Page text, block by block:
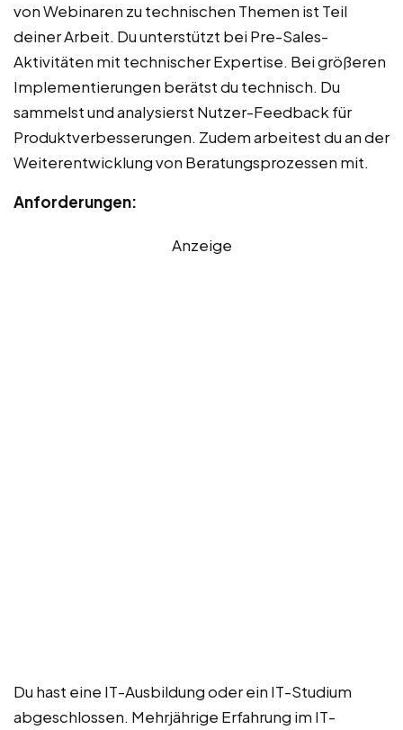
von Webinaren zu technischen Themen ist Teil
deiner Arbeit. Du unterstützt bei Pre-Sales-
Aktivitäten mit technischer Expertise. Bei größeren
Implementierungen berätst du technisch. Du
sammelst und analysierst Nutzer-Feedback für
Produktverbesserungen. Zudem arbeitest du an der
Weiterentwicklung von Beratungsprozessen mit.
Anforderungen:
Anzeige
Du hast eine IT-Ausbildung oder ein IT-Studium
abgeschlossen. Mehrjährige Erfahrung im IT-